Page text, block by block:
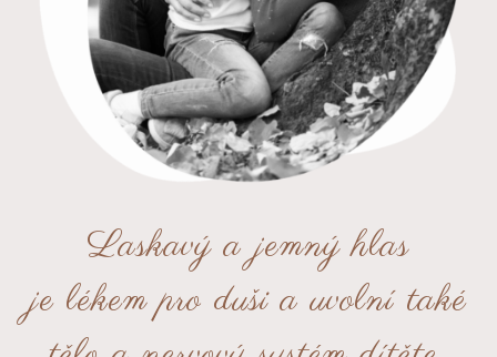
Laskavý a jemný hlas
je lékem pro duši a uvolní také